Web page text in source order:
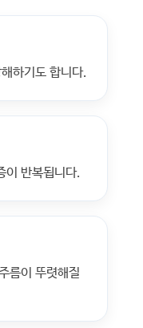
하기도 합니다.
이 반복됩니다.
름이 뚜렷해질